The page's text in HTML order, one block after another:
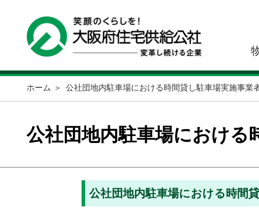
ホーム 公社団地内駐車場における時間貸し駐車場実施事業
公社団地内駐車場における
公社団地内駐車場における時間